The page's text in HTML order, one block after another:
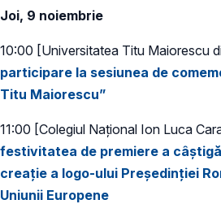
Joi, 9 noiembrie
10:00 [Universitatea Titu Maiorescu
participare la sesiunea de
Titu Maiorescu”
11:00 [Colegiul Național Ion Luca
festivitatea de premiere a
creație a logo-ului Președinției
Uniunii Europene